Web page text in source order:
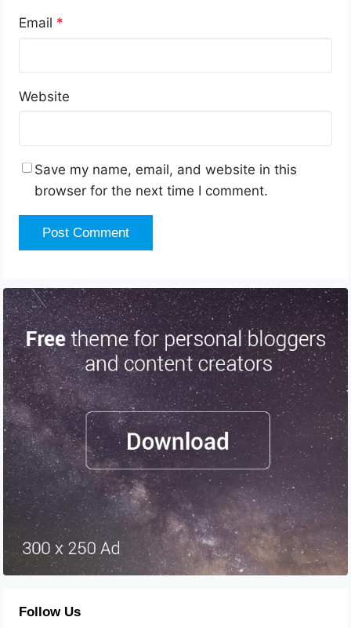
Email *
Website
Save my name, email, and website in this
browser for the next time I comment.
Follow Us